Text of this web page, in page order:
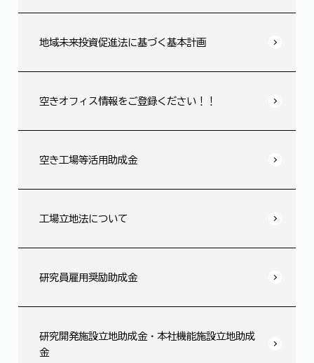
地域未来投資促進法に基づく基本計画
空きオフィス情報をご登録ください！！
空き工場等活用助成金
工場立地法について
研究員雇用奨励助成金
研究開発施設立地助成金・本社機能施設立地助成
金